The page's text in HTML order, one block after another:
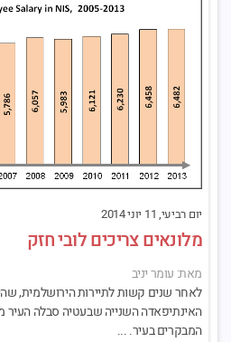
יום רביעי, 11 יוני 2014
מלונאים צריכים לובי חזק
מאת: עומר יניב
לאחר שנים קשות לתיירות הירושלמית,
האינתיפאדה השנייה שבעטיה סבלה העיר
המבקרים בעיר. ...